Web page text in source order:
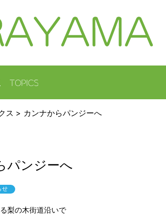
ス カンナからパンジーへ
パンジーへ
せ
梨の木街道沿いで